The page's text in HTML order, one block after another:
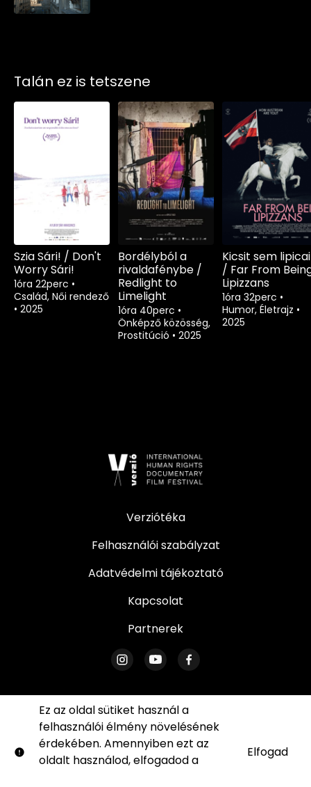
Ez az oldal sütiket használ a
felhasználói élmény növelésének
érdekében. Amennyiben ezt az
oldalt használod, elfogadod a
Elfogad
Talán ez is tetszene
Szia Sári! / Don't
Worry Sári!
1óra 22perc •
Család, Női rendező
• 2025
Bordélyból a
rivaldafénybe /
Redlight to
Limelight
1óra 40perc •
Önképző közösség,
Prostitúció • 2025
Kicsit sem lipicai
/ Far From
Lipizzans
1óra 32perc •
Humor, Életrajz •
2025
Verziótéka
Felhasználói szabályzat
Adatvédelmi tájékoztató
Kapcsolat
Partnerek
© Verzió. Minden jog fenntartva. Az oldal egyetlen
része sem reprodukálható írásos engedélyünk
nélkül.